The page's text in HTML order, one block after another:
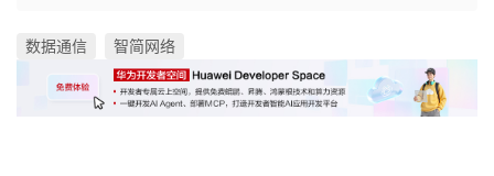
数据通信 智简网络